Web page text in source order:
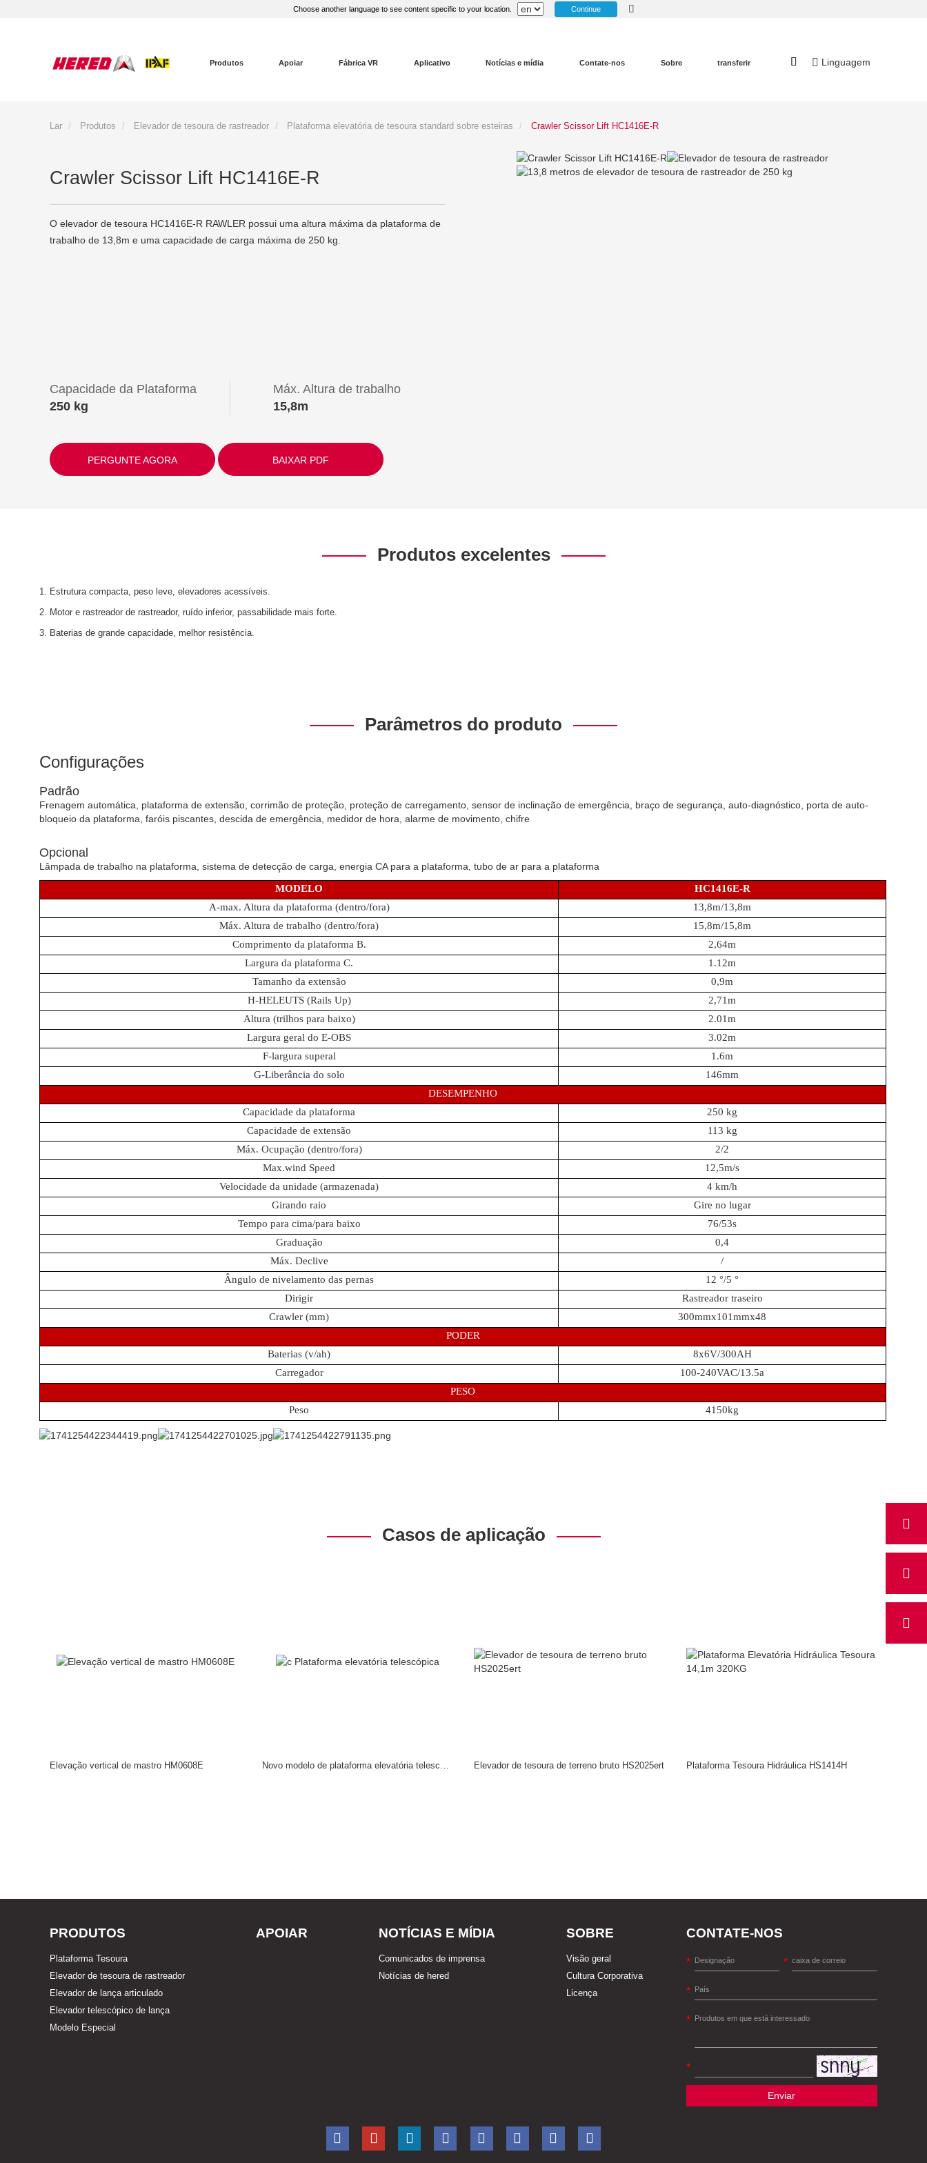
Choose another language to see content specific to your location. Continue
Produtos Apoiar Fábrica VR Aplicativo Notícias e mídia Contate-nos Sobre transferir Linguagem
Lar Produtos Elevador de tesoura de rastreador Plataforma elevatória de tesoura standard sobre esteiras Crawler Scissor Lift HC1416E-R
Crawler Scissor Lift HC1416E-R
O elevador de tesoura HC1416E-R RAWLER possui uma altura máxima da plataforma de
trabalho de 13,8m e uma capacidade de carga máxima de 250 kg.
Capacidade da Plataforma
250 kg
Máx. Altura de trabalho
15,8m
PERGUNTE AGORA BAIXAR PDF
Produtos excelentes
1. Estrutura compacta, peso leve, elevadores acessíveis.
2. Motor e rastreador de rastreador, ruído inferior, passabilidade mais forte.
3. Baterias de grande capacidade, melhor resistência.
Parâmetros do produto
Configurações
Padrão
Frenagem automática, plataforma de extensão, corrimão de proteção, proteção de carregamento, sensor de inclinação de emergência, braço de segurança, auto-diagnóstico, porta de auto-
bloqueio da plataforma, faróis piscantes, descida de emergência, medidor de hora, alarme de movimento, chifre
Opcional
Lâmpada de trabalho na plataforma, sistema de detecção de carga, energia CA para a plataforma, tubo de ar para a plataforma
MODELO
HC1416E-R
A-max. Altura da plataforma (dentro/fora)
13,8m/13,8m
Máx. Altura de trabalho (dentro/fora)
15,8m/15,8m
Comprimento da plataforma B.
2,64m
Largura da plataforma C.
1.12m
Tamanho da extensão
0,9m
H-HELEUTS (Rails Up)
2,71m
Altura (trilhos para baixo)
2.01m
Largura geral do E-OBS
3.02m
F-largura superal
1.6m
G-Liberância do solo
146mm
DESEMPENHO
Capacidade da plataforma
250 kg
Capacidade de extensão
113 kg
Máx. Ocupação (dentro/fora)
2/2
Max.wind Speed
12,5m/s
Velocidade da unidade (armazenada)
4 km/h
Girando raio
Gire no lugar
Tempo para cima/para baixo
76/53s
Graduação
0,4
Máx. Declive
/
Ângulo de nivelamento das pernas
12 °/5 °
Dirigir
Rastreador traseiro
Crawler (mm)
300mmx101mmx48
PODER
Baterias (v/ah)
8x6V/300AH
Carregador
100-240VAC/13.5a
PESO
Peso
4150kg
Casos de aplicação
Elevação vertical de mastro HM0608E Novo modelo de plataforma elevatória telescópica elétrica HT16JE Elevador de tesoura de terreno bruto HS2025ert Plataforma Tesoura Hidráulica HS1414H
PRODUTOS
Plataforma Tesoura
Elevador de tesoura de rastreador
Elevador de lança articulado
Elevador telescópico de lança
Modelo Especial
APOIAR NOTÍCIAS E MÍDIA
Comunicados de imprensa
Notícias de hered
SOBRE
Visão geral
Cultura Corporativa
Licença
CONTATE-NOS
Enviar